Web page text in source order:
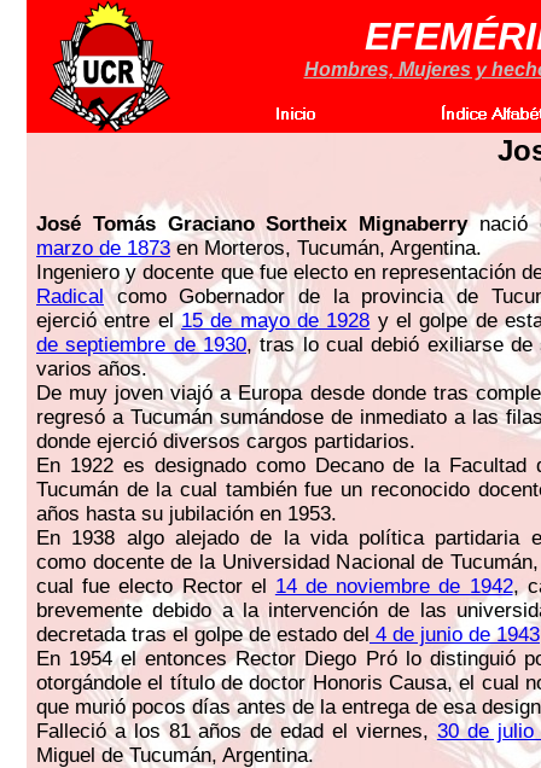
Hombres, Mujeres y
José Tomás Graciano Sortheix Mignaberrynació
marzo de 1873en Morteros, Tucumán, Argentina.
Ingeniero y docente que fue electo en representación
Radicalcomo Gobernador de la provincia de
ejerció entre el15 de mayo de 1928 y el golpe de
de septiembre de 1930, tras lo cual debió exiliarse de
varios años.
De muy joven viajó a Europa desde donde tras
regresó a Tucumán sumándose de inmediato a las
donde ejerció diversos cargos partidarios.
En 1922 es designado como Decano de la Facultad
Tucumán de la cual también fue un reconocido
años hasta su jubilación en 1953.
En 1938 algo alejado de la vida política partidaria
como docente de la Universidad Nacional de
cual fue electo Rector el 14 de noviembre de 1942,
brevemente debido a la intervención de las
decretada tras el golpe de estado del 4 de junio de 1943
En 1954 el entonces Rector Diego Pró lo distinguió
otorgándole el título de doctor Honoris Causa, el cual
que murió pocos días antes de la entrega de esa
Falleció a los 81 años de edad el viernes, 30 de julio
Miguel de Tucumán, Argentina.